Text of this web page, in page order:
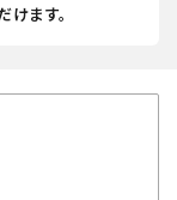
ます。